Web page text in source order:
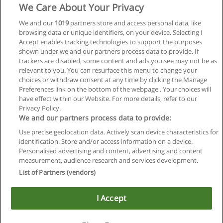
Treinamento Formação de Analista de
Remuneração
PEOPLEUP GESTÃO DA REMUNERAÇÃO, RH E TREINAMENTO
Solicitar informações
Regras de uso
Privacidade de dados
Entrar em contato com Educaedu
Copyright © Educaedu Business S.L. - CIF : B-95610580: -
We Care About Your Privacy
We and our 1019partners store and access personal data, like
browsing data or unique identifiers, on your device. Selecting I
Accept enables tracking technologies to support the purposes
shown under we and our partners process data to provide. If
trackers are disabled, some content and ads you see may not be as
relevant to you. You can resurface this menu to change your
choices or withdraw consent at any time by clicking the Manage
Preferences link on the bottom of the webpage . Your choices will
have effect within our Website. For more details, refer to our
Privacy Policy.
We and our partners process data to provide:
Use precise geolocation data. Actively scan device characteristics for
identification. Store and/or access information on a device.
Personalised advertising and content, advertising and content
measurement, audience research and services development.
List of Partners (vendors)
I Accept